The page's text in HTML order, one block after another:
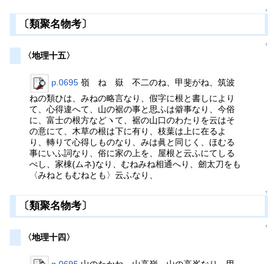
↑
〔類聚名物考〕
↑
〈地理十五〉
p.0695 嶺 ね 嶽 不二のね、甲斐がね、筑波
ねの類ひは、みねの略言なり、假字に根と書しにより
て、心得違へて、山の裾の事と思ふは僻事なり、今俗
に、富士の根方などヽて、裾の山口のわたりを云はそ
の意にて、木草の根は下に有り、枝葉は上に在るよ
り、轉りて心得しものなり、みは眞と同じく、ほむる
事にいふ詞なり、俗に家の上を、屋根と云ふにてしる
べし、家棟(ムネ)なり、むねみね相通へり、劒太刀をも
〈みねともむねとも〉云ふなり、
↑
〔類聚名物考〕
↑
〈地理十四〉